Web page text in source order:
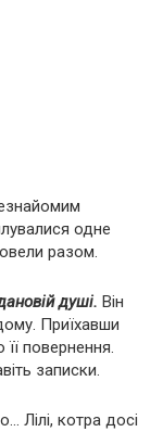
одне
разом.
душі. Він
Приїхавши
її повернення.
записки.
Лілі, котра досі